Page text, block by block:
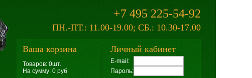
+7 495 225-54-92
ПН.-ПТ.: 11.00-19.00; СБ.: 10.30-17.00
Ваша корзина
Товаров: 0шт.
На сумму: 0 руб
Личный кабинет
E-mail:
Пароль: